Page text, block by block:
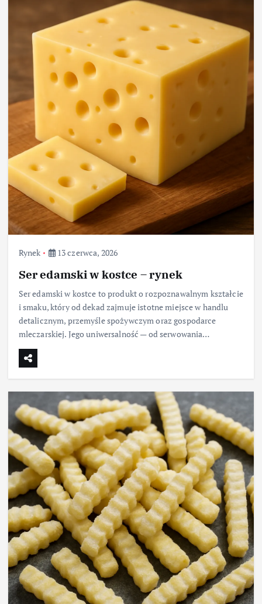
Rynek 13 czerwca, 2026
Ser edamski w kostce – rynek
Ser edamski w kostce to produkt o rozpoznawalnym kształcie
i smaku, który od dekad zajmuje istotne miejsce w handlu
detalicznym, przemyśle spożywczym oraz gospodarce
mleczarskiej. Jego uniwersalność — od serwowania…